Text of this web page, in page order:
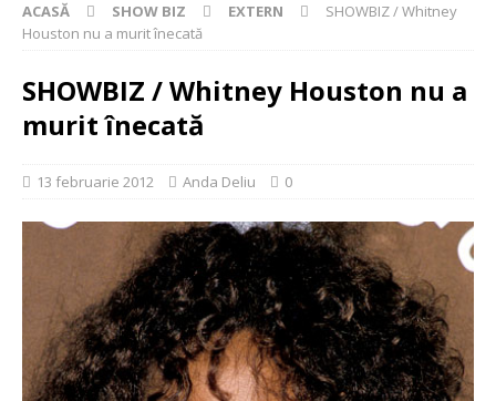
ACASĂ SHOW BIZ EXTERN
SHOWBIZ / Whitney
Houston nu a murit înecată
SHOWBIZ / Whitney Houston nu a
murit înecată
13 februarie 2012 Anda Deliu 0